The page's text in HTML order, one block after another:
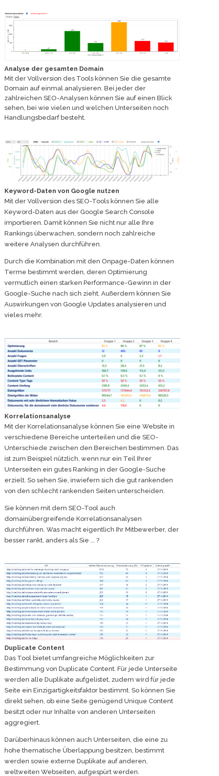
Analyse der gesamten Domain
Mit der Vollversion des Tools können Sie die gesamte
Domain auf einmal analysieren. Bei jeder der
zahlreichen SEO-Analysen können Sie auf einen Blick
sehen, bei wie vielen und welchen Unterseiten noch
Handlungsbedarf besteht.
Keyword-Daten von Google nutzen
Mit der Vollversion des SEO-Tools können Sie alle
Keyword-Daten aus der Google Search Console
importieren. Damit können Sie nicht nur alle Ihre
Rankings überwachen, sondern noch zahlreiche
weitere Analysen durchführen.
Durch die Kombination mit den Onpage-Daten können
Terme bestimmt werden, deren Optimierung
vermutlich einen starken Performance-Gewinn in der
Google-Suche nach sich zieht. Außerdem können Sie
Auswirkungen von Google Updates analysieren und
vieles mehr.
Korrelationsanalyse
Mit der Korrelationsanalyse können Sie eine Website in
verschiedene Bereiche unterteilen und die SEO-
Unterschiede zwischen den Bereichen bestimmen. Das
ist zum Beispiel nützlich, wenn nur ein Teil Ihrer
Unterseiten ein gutes Ranking in der Google-Suche
erzielt. So sehen Sie, inwiefern sich die gut rankenden
von den schlecht rankenden Seiten unterscheiden.
Sie können mit dem SEO-Tool auch
domainübergreifende Korrelationsanalysen
durchführen. Was macht eigentlich Ihr Mitbewerber, der
besser rankt, anders als Sie ... ?
Duplicate Content
Das Tool bietet umfangreiche Möglichkeiten zur
Bestimmung von Duplicate Content. Für jede Unterseite
werden alle Duplikate aufgelistet, zudem wird für jede
Seite ein Einzigartigkeitsfaktor bestimmt. So können Sie
direkt sehen, ob eine Seite genügend Unique Content
besitzt oder nur Inhalte von anderen Unterseiten
aggregiert.
Darüberhinaus können auch Unterseiten, die eine zu
hohe thematische Überlappung besitzen, bestimmt
werden sowie externe Duplikate auf anderen,
weltweiten Webseiten, aufgespürt werden.